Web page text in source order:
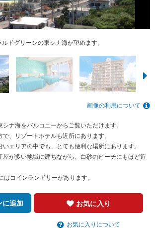
ルドグリーンの東シナ海が望めます。
ルベッドを2台設置。ゆったり眠れます。
ー、2Fにコインランドリーがあります。
るので、ゆったりお過ごしになれます。
画像の利用について
ナ海をバルコニーからご覧いただけます。
、リゾートホテルも近所にあります。
いエリアの中でも、とても便利な場所にあります。
屋が多い地域に建ちながら、白砂のビーチにもほど近
はコインランドリーがあります。
に追加 お気に入り
お気に入りについて